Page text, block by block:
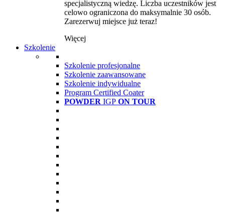
specjalistyczną wiedzę. Liczba uczestników jest
celowo ograniczona do maksymalnie 30 osób.
Zarezerwuj miejsce już teraz!
Więcej
Szkolenie
Szkolenie profesjonalne
Szkolenie zaawansowane
Szkolenie indywidualne
Program Certified Coater
POWDER IGP ON TOUR